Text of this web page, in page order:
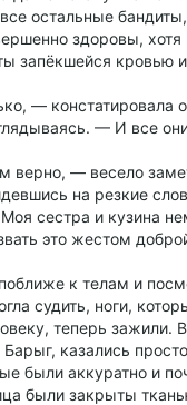
остальные
здоровы, хотя
запёкшейся кровью
— констатировала
— И все
верно, — весело
на резкие
сестра и кузина
это жестом
к телам и
судить, ноги,
теперь зажили.
казались
были аккуратно и
были закрыты